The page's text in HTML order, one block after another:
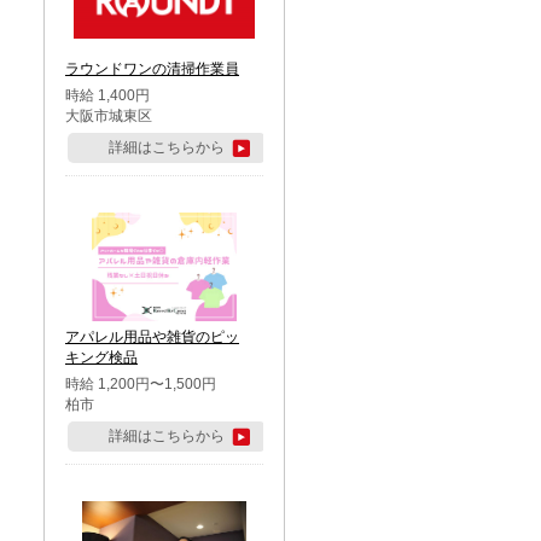
ラウンドワンの清掃作業員
時給 1,400円
大阪市城東区
詳細はこちらから
アパレル用品や雑貨のピッ
キング検品
時給 1,200円〜1,500円
柏市
詳細はこちらから